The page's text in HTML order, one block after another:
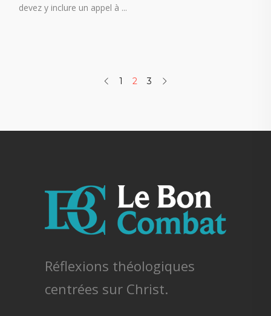
devez y inclure un appel à
1 2 3
Réflexions théologiques
centrées sur Christ.